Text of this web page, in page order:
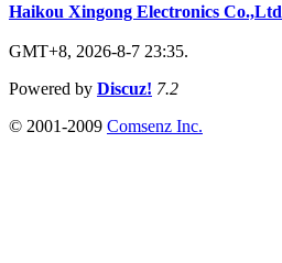
Haikou Xingong Electronics Co.,Ltd
GMT+8, 2026-8-7 23:35.
Powered by Discuz! 7.2
© 2001-2009 Comsenz Inc.